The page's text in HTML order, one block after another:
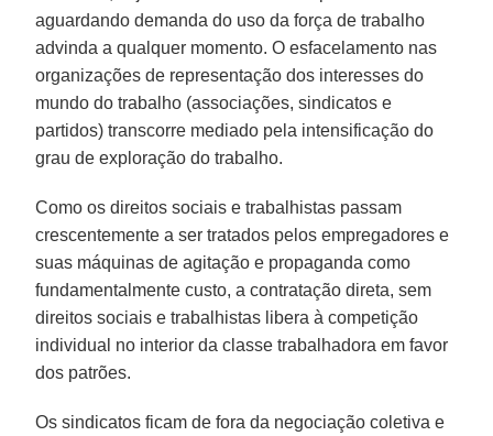
aguardando demanda do uso da força de trabalho
advinda a qualquer momento. O esfacelamento nas
organizações de representação dos interesses do
mundo do trabalho (associações, sindicatos e
partidos) transcorre mediado pela intensificação do
grau de exploração do trabalho.
Como os direitos sociais e trabalhistas passam
crescentemente a ser tratados pelos empregadores e
suas máquinas de agitação e propaganda como
fundamentalmente custo, a contratação direta, sem
direitos sociais e trabalhistas libera à competição
individual no interior da classe trabalhadora em favor
dos patrões.
Os sindicatos ficam de fora da negociação coletiva e